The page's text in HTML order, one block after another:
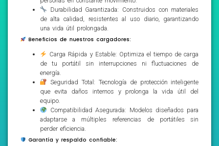
Durabilidad Garantizada: Construidos con materiales
de alta calidad, resistentes al uso diario, garantizando
una vida útil prolongada.
Beneficios de nuestros cargadores:
Carga Rápida y Estable: Optimiza el tiempo de carga
de tu portátil sin interrupciones ni fluctuaciones de
energía.
Seguridad Total: Tecnología de protección inteligente
que evita daños internos y prolonga la vida útil del
equipo.
Compatibilidad Asegurada: Modelos diseñados para
adaptarse a múltiples referencias de portátiles sin
perder eficiencia.
Garantía y respaldo confiable: